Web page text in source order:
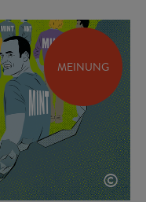
MEINUNG
©